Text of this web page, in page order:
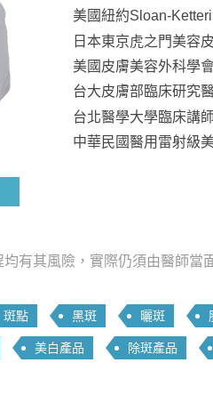
美國紐約Sloan-
日本東京虎之門美容
美國皮膚美容外科學
台大皮膚部臨床研究
台北醫學大學臨床講師
中華民國醫用雷射級
有其風險，實際仍須由醫師當
斑點 黑斑 曬斑
美白產品 除斑產品